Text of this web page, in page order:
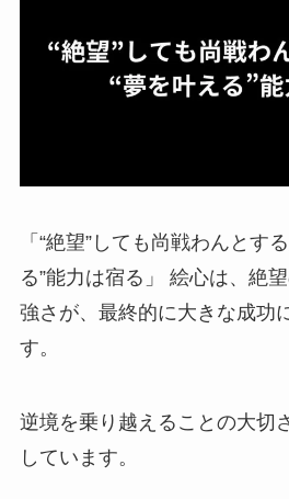
「“絶望”しても尚戦わんとす
る”能力は宿る」 絵心は、絶
強さが、最終的に大きな成功
す。
逆境を乗り越えることの大切
しています。